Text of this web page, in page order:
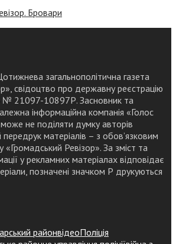
Бровари
загальнополітична газета
свідоцтво про державну реєстрацію
№ 21097-10897Р. Засновник та
інформаційна компанія «Голос
не поділяти думку авторів
передрук матеріалів – з обов’язковим
«Громадський Ревізор». За зміст та
у рекламних матеріалах відповідає
позначені значком Р друкуються
районвідеоПоліція